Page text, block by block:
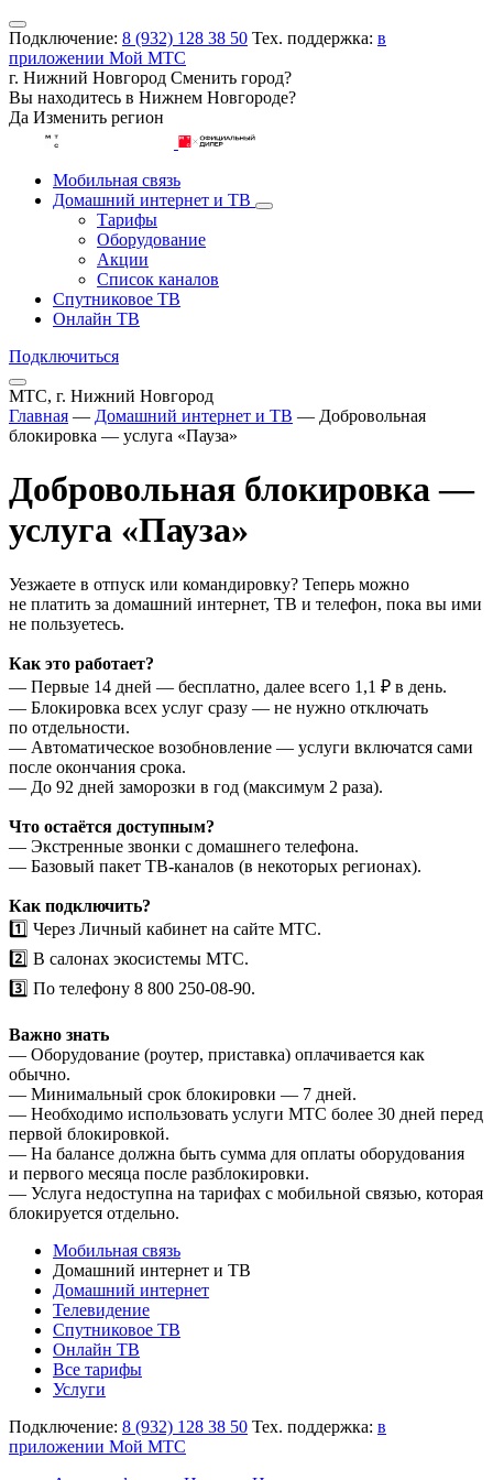
Подключение: 8 (932) 128 38 50 Тех. поддержка: в
приложении Мой МТС
г. Нижний Новгород Сменить город?
Вы находитесь в Нижнем Новгороде?
Да Изменить регион
Мобильная связь
Домашний интернет и ТВ
Тарифы
Оборудование
Акции
Список каналов
Спутниковое ТВ
Онлайн ТВ
Подключиться
МТС, г. Нижний Новгород
Главная — Домашний интернет и ТВ — Добровольная
блокировка — услуга «Пауза»
Добровольная блокировка —
услуга «Пауза»
Уезжаете в отпуск или командировку? Теперь можно
не платить за домашний интернет, ТВ и телефон, пока вы ими
не пользуетесь.
Как это работает?
— Первые 14 дней — бесплатно, далее всего 1,1 ₽ в день.
— Блокировка всех услуг сразу — не нужно отключать
по отдельности.
— Автоматическое возобновление — услуги включатся сами
после окончания срока.
— До 92 дней заморозки в год (максимум 2 раза).
Что остаётся доступным?
— Экстренные звонки с домашнего телефона.
— Базовый пакет ТВ-каналов (в некоторых регионах).
Как подключить?
1️⃣ Через Личный кабинет на сайте МТС.
2️⃣ В салонах экосистемы МТС.
3️⃣ По телефону 8 800 250-08-90.
Важно знать
— Оборудование (роутер, приставка) оплачивается как
обычно.
— Минимальный срок блокировки — 7 дней.
— Необходимо использовать услуги МТС более 30 дней перед
первой блокировкой.
— На балансе должна быть сумма для оплаты оборудования
и первого месяца после разблокировки.
— Услуга недоступна на тарифах с мобильной связью, которая
блокируется отдельно.
Мобильная связь
Домашний интернет и ТВ
Домашний интернет
Телевидение
Спутниковое ТВ
Онлайн ТВ
Все тарифы
Услуги
Подключение: 8 (932) 128 38 50 Тех. поддержка: в
приложении Мой МТС